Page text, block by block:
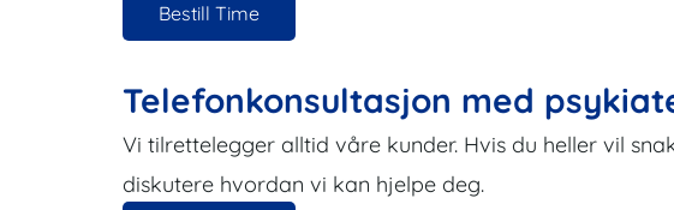
Bestill Time
Telefonkonsultasjon med
Vi tilrettelegger alltid våre kunder. Hvis du heller vil
diskutere hvordan vi kan hjelpe deg.